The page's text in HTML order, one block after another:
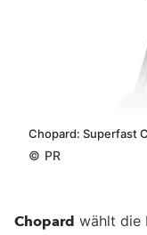
Chopard: Superfast
© PR
Chopard wählt die